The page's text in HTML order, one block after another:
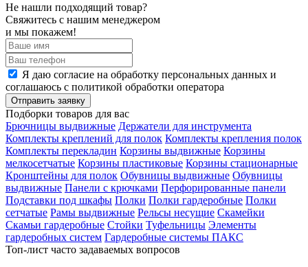
Не нашли подходящий товар?
Свяжитесь с нашим менеджером
и мы покажем!
Я даю согласие на обработку персональных данных и
соглашаюсь с политикой обработки оператора
Отправить заявку
Подборки товаров для вас
Брючницы выдвижные Держатели для инструмента
Комплекты креплений для полок Комплекты крепления полок
Комплекты перекладин Корзины выдвижные Корзины
мелкосетчатые Корзины пластиковые Корзины стационарные
Кронштейны для полок Обувницы выдвижные Обувницы
выдвижные Панели с крючками Перфорированные панели
Подставки под шкафы Полки Полки гардеробные Полки
сетчатые Рамы выдвижные Рельсы несущие Скамейки
Скамьи гардеробные Стойки Туфельницы Элементы
гардеробных систем Гардеробные системы ПАКС
Топ-лист часто задаваемых вопросов